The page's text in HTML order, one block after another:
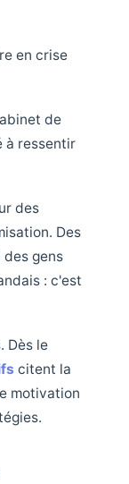
en crise
de
à ressentir
des
Des
gens
: c'est
Dès le
citent la
motivation